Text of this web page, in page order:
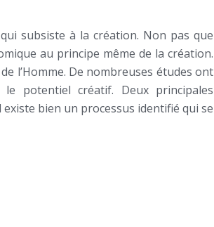
subsiste à la création. Non pas que
au principe même de la création.
l’Homme. De nombreuses études ont
potentiel créatif. Deux principales
bien un processus identifié qui se